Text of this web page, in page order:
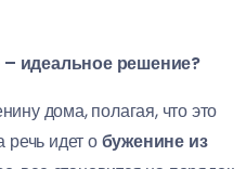
идеальное решение?
дома, полагая, что это
речь идет обуженине из